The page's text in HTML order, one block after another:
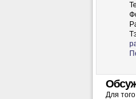
Для